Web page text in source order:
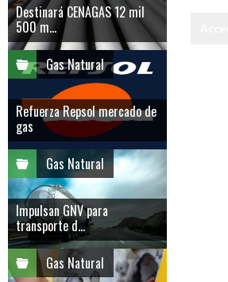
Destinará CENAGAS 12 mil
500 m...
Gas Natural
Refuerza Repsol mercado de
gas
Gas Natural
Impulsan GNV para
transporte d...
Gas Natural